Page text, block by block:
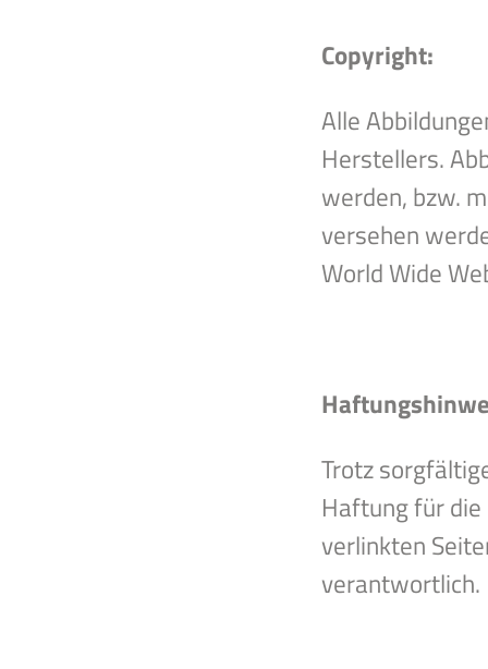
Copyright:
Alle
Herstellers.
werden, bzw.
versehen
World Wide
Trotz
Haftung für
verlinkten
verantwortlich.